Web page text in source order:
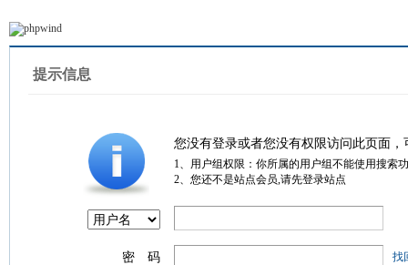
提示信息
您没有登录或者您没有权限访问此页面
1、用户组权限：你所属的用户组不能使用搜索
2、您还不是站点会员,请先登录站点
密 码 找